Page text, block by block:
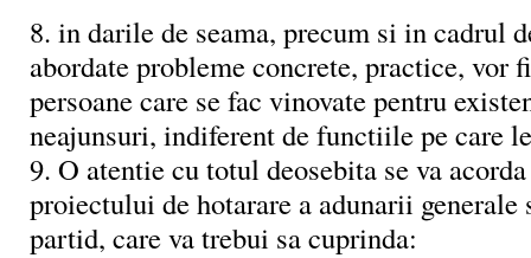
8. in darile de seama, precum si in cadrul
abordate probleme concrete, practice, vor
persoane care se fac vinovate pentru
neajunsuri, indiferent de functiile pe care
9. O atentie cu totul deosebita se va
proiectului de hotarare a adunarii generale
partid, care va trebui sa cuprinda: